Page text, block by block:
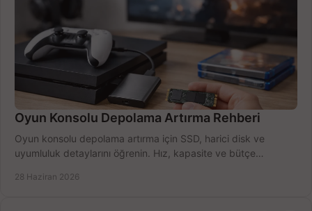
Oyun Konsolu Depolama Artırma Rehberi
Oyun konsolu depolama artırma için SSD, harici disk ve
uyumluluk detaylarını öğrenin. Hız, kapasite ve bütçe
28 Haziran 2026